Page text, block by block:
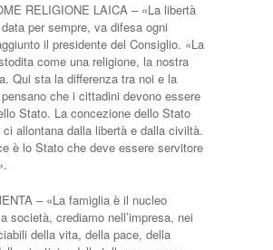
RELIGIONE LAICA – «La libertà
per sempre, va difesa ogni
il presidente del Consiglio. «La
come una religione, la nostra
Qui sta la differenza tra noi e la
che i cittadini devono essere
Stato. La concezione dello Stato
allontana dalla libertà e dalla civiltà.
è lo Stato che deve essere servitore
– «La famiglia è il nucleo
società, crediamo nell’impresa, nei
della vita, della pace, della